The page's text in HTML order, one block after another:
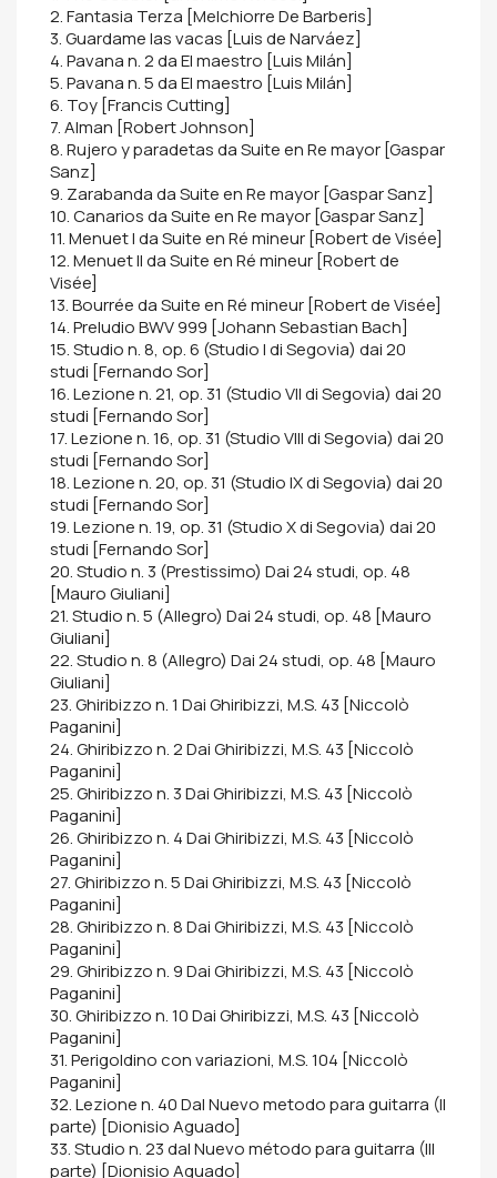
2. Fantasia Terza [Melchiorre De Barberis]
3. Guardame las vacas [Luis de Narváez]
4. Pavana n. 2 da El maestro [Luis Milán]
5. Pavana n. 5 da El maestro [Luis Milán]
6. Toy [Francis Cutting]
7. Alman [Robert Johnson]
8. Rujero y paradetas da Suite en Re mayor [Gaspar
Sanz]
9. Zarabanda da Suite en Re mayor [Gaspar Sanz]
10. Canarios da Suite en Re mayor [Gaspar Sanz]
11. Menuet I da Suite en Ré mineur [Robert de Visée]
12. Menuet II da Suite en Ré mineur [Robert de
Visée]
13. Bourrée da Suite en Ré mineur [Robert de Visée]
14. Preludio BWV 999 [Johann Sebastian Bach]
15. Studio n. 8, op. 6 (Studio I di Segovia) dai 20
studi [Fernando Sor]
16. Lezione n. 21, op. 31 (Studio VII di Segovia) dai 20
studi [Fernando Sor]
17. Lezione n. 16, op. 31 (Studio VIII di Segovia) dai 20
studi [Fernando Sor]
18. Lezione n. 20, op. 31 (Studio IX di Segovia) dai 20
studi [Fernando Sor]
19. Lezione n. 19, op. 31 (Studio X di Segovia) dai 20
studi [Fernando Sor]
20. Studio n. 3 (Prestissimo) Dai 24 studi, op. 48
[Mauro Giuliani]
21. Studio n. 5 (Allegro) Dai 24 studi, op. 48 [Mauro
Giuliani]
22. Studio n. 8 (Allegro) Dai 24 studi, op. 48 [Mauro
Giuliani]
23. Ghiribizzo n. 1 Dai Ghiribizzi, M.S. 43 [Niccolò
Paganini]
24. Ghiribizzo n. 2 Dai Ghiribizzi, M.S. 43 [Niccolò
Paganini]
25. Ghiribizzo n. 3 Dai Ghiribizzi, M.S. 43 [Niccolò
Paganini]
26. Ghiribizzo n. 4 Dai Ghiribizzi, M.S. 43 [Niccolò
Paganini]
27. Ghiribizzo n. 5 Dai Ghiribizzi, M.S. 43 [Niccolò
Paganini]
28. Ghiribizzo n. 8 Dai Ghiribizzi, M.S. 43 [Niccolò
Paganini]
29. Ghiribizzo n. 9 Dai Ghiribizzi, M.S. 43 [Niccolò
Paganini]
30. Ghiribizzo n. 10 Dai Ghiribizzi, M.S. 43 [Niccolò
Paganini]
31. Perigoldino con variazioni, M.S. 104 [Niccolò
Paganini]
32. Lezione n. 40 Dal Nuevo metodo para guitarra (II
parte) [Dionisio Aguado]
33. Studio n. 23 dal Nuevo método para guitarra (III
parte) [Dionisio Aguado]